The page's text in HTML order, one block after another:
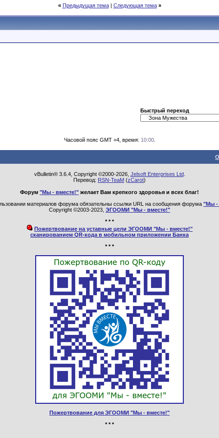
« Предыдущая тема| Следующая тема »
Быстрый переход
Часовой пояс GMT +4, время: 10:00.
vBulletin® 3.6.4, Copyright ©2000-2026, Jelsoft Enterprises Ltd.
Перевод: RSN-TeaM (zCarot)
Форум "Мы - вместе!" желает Вам крепкого здоровья и всех благ!
материалов форума обязательны ссылки URL на сообщения форума "Мы -
Copyright ©2003-2023, ЭГООМИ "Мы - вместе!"
* * *
Пожертвование на уставные цели ЭГООМИ "Мы - вместе!"
сканированием QR-кода в мобильном приложении Банка
* * *
Пожертвование для ЭГООМИ "Мы - вместе!"
* * *